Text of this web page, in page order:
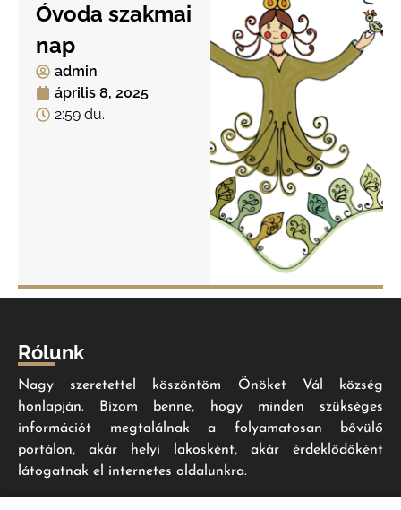
Óvoda szakmai
nap
admin
április 8, 2025
2:59 du.
Rólunk
Nagy szeretettel köszöntöm Önöket Vál község
honlapján. Bízom benne, hogy minden szükséges
információt megtalálnak a folyamatosan bővülő
portálon, akár helyi lakosként, akár érdeklődőként
látogatnak el internetes oldalunkra.